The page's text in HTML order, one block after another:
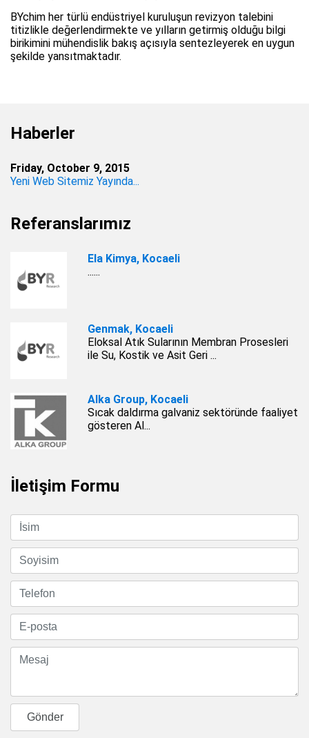
BYchim her türlü endüstriyel kuruluşun revizyon talebini
titizlikle değerlendirmekte ve yılların getirmiş olduğu bilgi
birikimini mühendislik bakış açısıyla sentezleyerek en uygun
şekilde yansıtmaktadır.
Haberler
Friday, October 9, 2015
Yeni Web Sitemiz Yayında...
Referanslarımız
Ela Kimya, Kocaeli
......
Genmak, Kocaeli
Eloksal Atık Sularının Membran Prosesleri
ile Su, Kostik ve Asit Geri ...
Alka Group, Kocaeli
Sıcak daldırma galvaniz sektöründe faaliyet
gösteren Al...
İletişim Formu